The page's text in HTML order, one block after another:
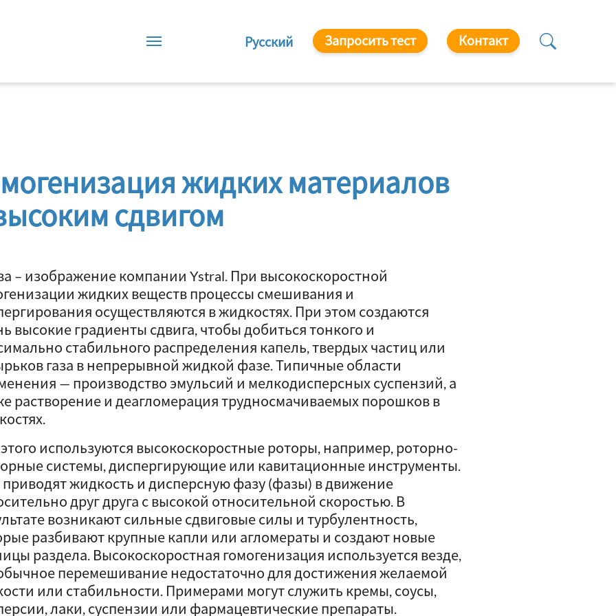
Русский Запросить тест Контакт
жидких материалов
сдвигом
– изображение компании Ystral. При высокоскоростной
жидких веществ процессы смешивания и
осуществляются в жидкостях. При этом создаются
высокие градиенты сдвига, чтобы добиться тонкого и
стабильного распределения капель, твердых частиц или
газа в непрерывной жидкой фазе. Типичные области
— производство эмульсий и мелкодисперсных суспензий, а
растворение и деагломерация трудносмачиваемых порошков в
используются высокоскоростные роторы, например, роторно-
системы, диспергирующие или кавитационные инструменты.
жидкость и дисперсную фазу (фазы) в движение
друг друга с высокой относительной скоростью. В
возникают сильные сдвиговые силы и турбулентность,
разбивают крупные капли или агломераты и создают новые
раздела. Высокоскоростная гомогенизация используется везде,
перемешивание недостаточно для достижения желаемой
или стабильности. Примерами могут служить кремы, соусы,
лаки, суспензии или фармацевтические препараты.